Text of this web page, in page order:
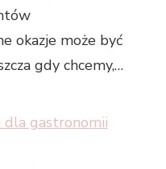
okazje może być
gdy chcemy,…
dla gastronomii